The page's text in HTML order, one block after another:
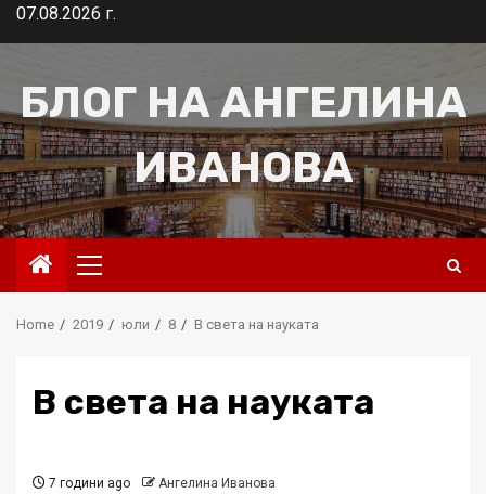
Skip07.08.2026 г.
БЛОГ НА АНГЕЛИНА
ИВАНОВА
Primary
Menu
Home 2019 юли 8 В света на науката
В света на науката
7 години ago Ангелина Иванова